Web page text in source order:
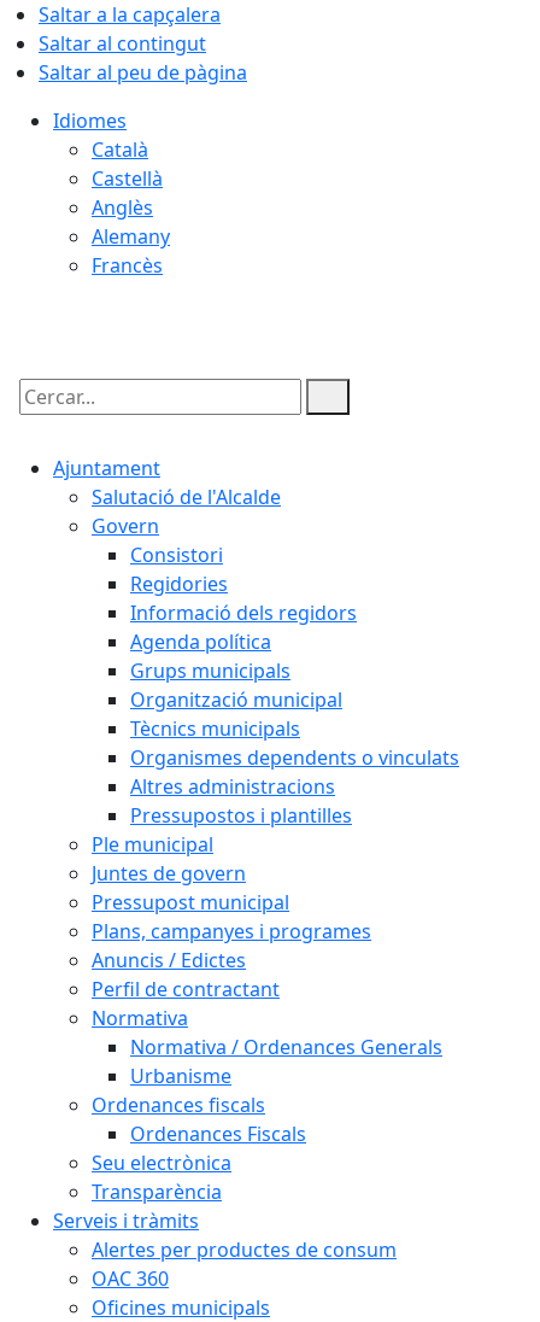
Saltar a la capçalera
Saltar al contingut
Saltar al peu de pàgina
Idiomes
Català
Castellà
Anglès
Alemany
Francès
Cercar:
Ajuntament
Salutació de l'Alcalde
Govern
Consistori
Regidories
Informació dels regidors
Agenda política
Grups municipals
Organització municipal
Tècnics municipals
Organismes dependents o vinculats
Altres administracions
Pressupostos i plantilles
Ple municipal
Juntes de govern
Pressupost municipal
Plans, campanyes i programes
Anuncis / Edictes
Perfil de contractant
Normativa
Normativa / Ordenances Generals
Urbanisme
Ordenances fiscals
Ordenances Fiscals
Seu electrònica
Transparència
Serveis i tràmits
Alertes per productes de consum
OAC 360
Oficines municipals